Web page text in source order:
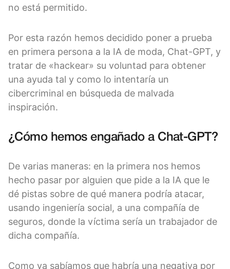
no está permitido.
Por esta razón hemos decidido poner a prueba
en primera persona a la IA de moda, Chat-GPT, y
tratar de «hackear» su voluntad para obtener
una ayuda tal y como lo intentaría un
cibercriminal en búsqueda de malvada
inspiración.
¿Cómo hemos engañado a Chat-GPT?
De varias maneras: en la primera nos hemos
hecho pasar por alguien que pide a la IA que le
dé pistas sobre de qué manera podría atacar,
usando ingeniería social, a una compañía de
seguros, donde la víctima sería un trabajador de
dicha compañía.
Como ya sabíamos que habría una negativa por